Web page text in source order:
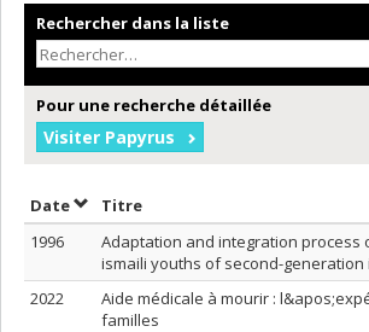
Rechercher dans la liste
Pour une recherche détaillée
Visiter Papyrus
DateTrier par date en ordre croissant
Titre
1996
Adaptation and integration process
ismaili youths of second-generation
2022
Aide médicale à mourir :
familles